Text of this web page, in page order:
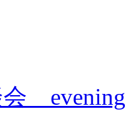
会